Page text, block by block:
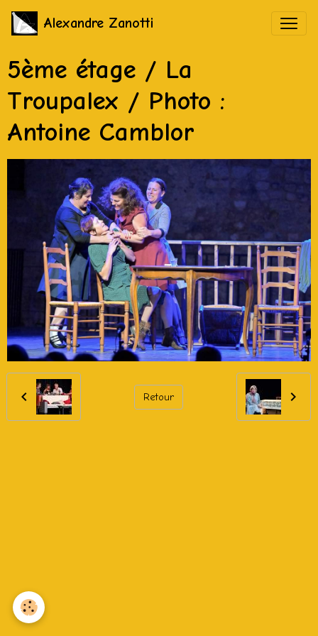
Alexandre Zanotti
5ème étage / La
Troupalex / Photo :
Antoine Camblor
Retour